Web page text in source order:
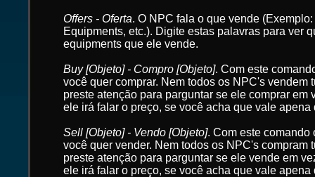
Offers - Oferta. O NPC fala o que vende
Equipments, etc.). Digite estas palavras para ver
equipments que ele vende.
Buy [Objeto] - Compro [Objeto]. Com este
você quer comprar. Nem todos os NPC's vendem
preste atenção para parguntar se ele comprar em
ele irá falar o preço, se você acha que vale
Sell [Objeto] - Vendo [Objeto]. Com este comando
você quer vender. Nem todos os NPC's compram
preste atenção para parguntar se ele vende em
ele irá falar o preço, se você acha que vale